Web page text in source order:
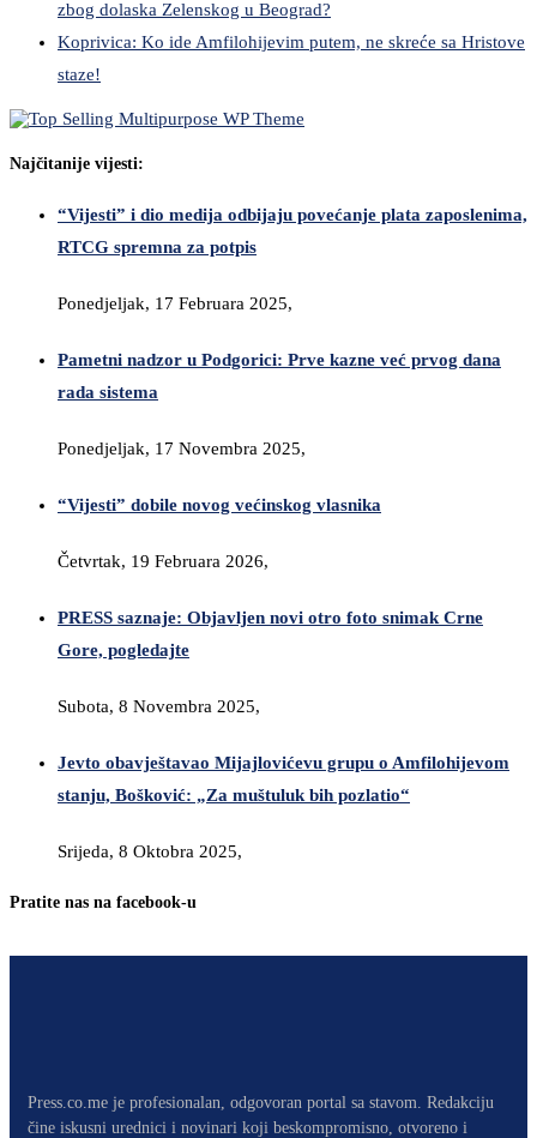
zbog dolaska Zelenskog u Beograd?
Koprivica: Ko ide Amfilohijevim putem, ne skreće sa Hristove
staze!
Najčitanije vijesti:
“Vijesti” i dio medija odbijaju povećanje plata zaposlenima,
RTCG spremna za potpis
Ponedjeljak, 17 Februara 2025,
Pametni nadzor u Podgorici: Prve kazne već prvog dana
rada sistema
Ponedjeljak, 17 Novembra 2025,
“Vijesti” dobile novog većinskog vlasnika
Četvrtak, 19 Februara 2026,
PRESS saznaje: Objavljen novi otro foto snimak Crne
Gore, pogledajte
Subota, 8 Novembra 2025,
Jevto obavještavao Mijajlovićevu grupu o Amfilohijevom
stanju, Bošković: „Za muštuluk bih pozlatio“
Srijeda, 8 Oktobra 2025,
Pratite nas na facebook-u
Press.co.me je profesionalan, odgovoran portal sa stavom. Redakciju
čine iskusni urednici i novinari koji beskompromisno, otvoreno i